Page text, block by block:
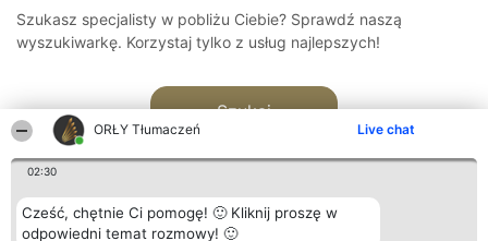
ORŁY Tłumaczeń Live chat
02:30
Cześć, chętnie Ci pomogę! 🙂 Kliknij proszę w
odpowiedni temat rozmowy! 🙂
Szukasz specjalisty w pobliżu Ciebie? Sprawdź naszą
wyszukiwarkę. Korzystaj tylko z usług najlepszych!
Szukaj